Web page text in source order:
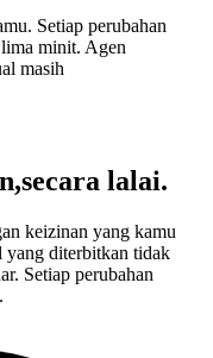
Setiap perubahan
minit. Agen
masih
secara lalai.
keizinan yang kamu
yang diterbitkan tidak
Setiap perubahan